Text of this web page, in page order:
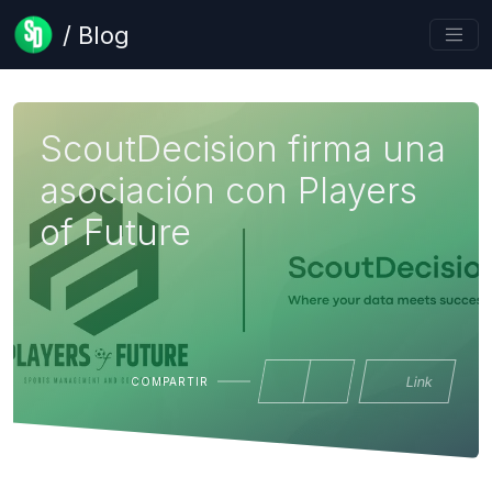
/ Blog
ScoutDecision firma una
asociación con Players
of Future
COMPARTIR Link